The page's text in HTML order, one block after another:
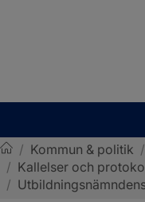
Sotenäs kommun
/ Kommun & politik /
/ Kallelser och
/